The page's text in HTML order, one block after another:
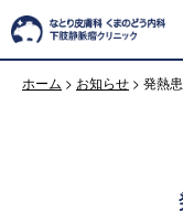
ホーム > お知らせ > 発熱